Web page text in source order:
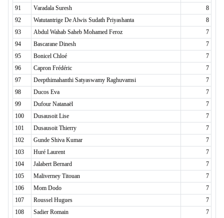
91
Varadala Suresh
8
92
Watutantrige De Alwis Sudath Priyashanta
8
93
Abdul Wahab Saheb Mohamed Feroz
7
94
Bascarane Dinesh
7
95
Bonicel Chloé
7
96
Capron Frédéric
7
97
Deepthimahanthi Satyaswamy Raghuvamsi
7
98
Ducos Eva
7
99
Dufour Natanaël
7
100
Dusausoit Lise
7
101
Dusausoit Thierry
7
102
Gunde Shiva Kumar
7
103
Huré Laurent
7
104
Jalabert Bernard
7
105
Maliverney Titouan
7
106
Mom Dodo
7
107
Roussel Hugues
7
108
Sadier Romain 7